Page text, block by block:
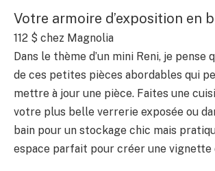
Votre armoire d’exposition en
112 $ chez Magnolia
Dans le thème d’un mini Reni, je pense
de ces petites pièces abordables qui
mettre à jour une pièce. Faites une
votre plus belle verrerie exposée ou
bain pour un stockage chic mais
espace parfait pour créer une vignette